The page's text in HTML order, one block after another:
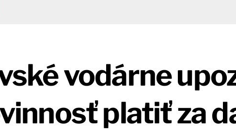
vodárne
platiť za